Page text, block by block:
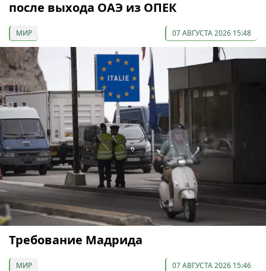
после выхода ОАЭ из ОПЕК
МИР 07 АВГУСТА 2026 15:48
Требование Мадрида
МИР 07 АВГУСТА 2026 15:46